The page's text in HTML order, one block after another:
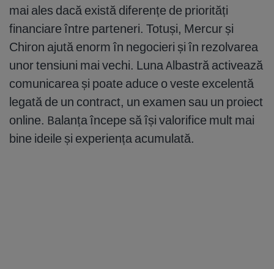
mai ales dacă există diferențe de priorități
financiare între parteneri. Totuși, Mercur și
Chiron ajută enorm în negocieri și în rezolvarea
unor tensiuni mai vechi. Luna Albastră activează
comunicarea și poate aduce o veste excelentă
legată de un contract, un examen sau un proiect
online. Balanța începe să își valorifice mult mai
bine ideile și experiența acumulată.